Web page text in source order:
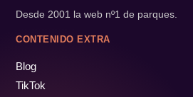
Desde 2001 la web nº1 de parques.
CONTENIDO EXTRA
Blog
TikTok